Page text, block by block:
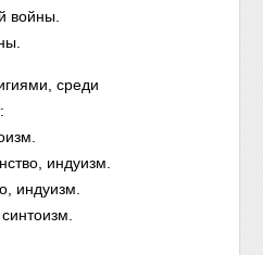
войны.
среди
индуизм.
индуизм.